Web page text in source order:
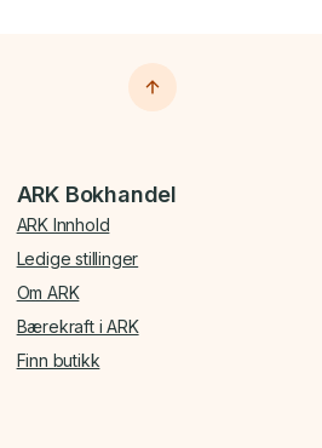
ARK Bokhandel
ARK Innhold
Ledige stillinger
Om ARK
Bærekraft i ARK
Finn butikk